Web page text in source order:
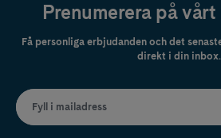
Prenumerera på
Få personliga erbjudanden och det
direkt i din inbox.
Fyll i mailadress